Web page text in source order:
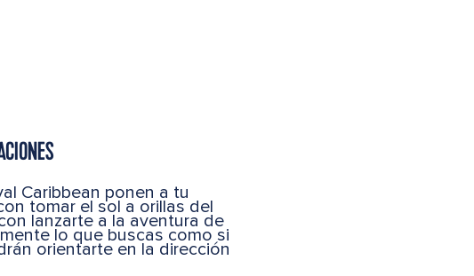
Caribbean ponen a tu
tomar el sol a orillas del
lanzarte a la aventura de
lo que buscas como si
orientarte en la dirección